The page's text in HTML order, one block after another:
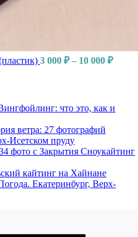
3 000 ₽ – 10 000 ₽
что это, как и
ветра: 27 фотографий
Исетском пруду
фото с Закрытия Сноукайтинг
кайтинг на Хайнане
Екатеринбург, Верх-